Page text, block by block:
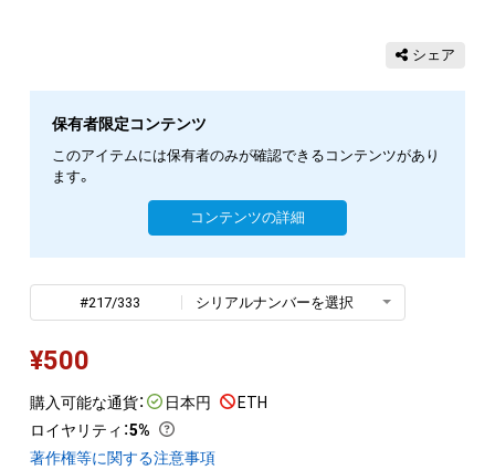
シェア
保有者限定コンテンツ
このアイテムには保有者のみが確認できるコンテンツがあり
ます。
コンテンツの詳細
#217/333 シリアルナンバーを選択
¥500
購入可能な通貨： 日本円
ETH
ロイヤリティ ：5%
著作権等に関する注意事項